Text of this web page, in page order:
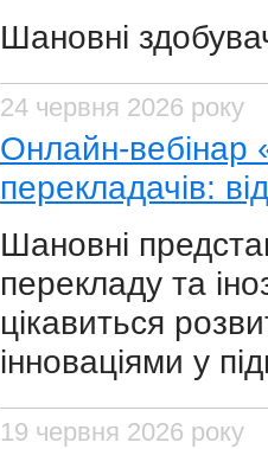
​Шановні
24 червня 2026 року
Онлайн-вебінар
перекладачів:
​Шановні
перекладу та
цікавиться
інноваціями у
19 червня 2026 року